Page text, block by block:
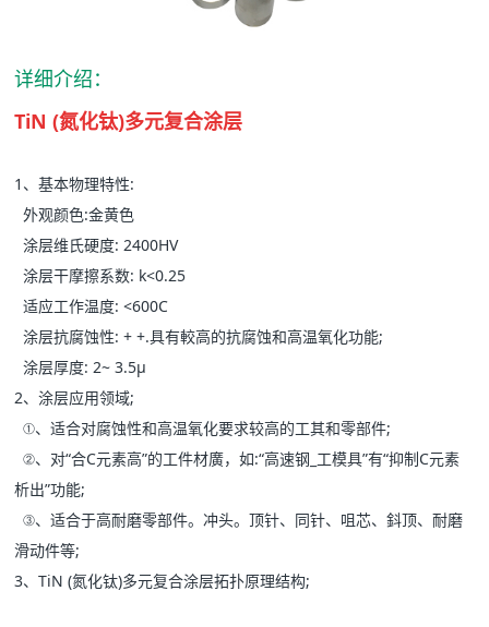
详细介绍：
TiN (氮化钛)多元复合涂层
1、基本物理特性:
外观颜色:金黄色
涂层维氏硬度: 2400HV
涂层干摩擦系数: k<0.25
适应工作温度: <600C
涂层抗腐蚀性: + +.具有較高的抗腐蚀和高温氧化功能;
涂层厚度: 2~ 3.5μ
2、涂层应用领域;
①、适合对腐蚀性和高温氧化要求较高的工其和零部件;
②、对“合C元素高”的工件材廣，如:“高速钢_工模具”有“抑制C元素
析出”功能;
③、适合于高耐磨零部件。冲头。顶针、同针、咀芯、鈄顶、耐磨
滑动件等;
3、TiN (氮化钛)多元复合涂层拓扑原理结构;